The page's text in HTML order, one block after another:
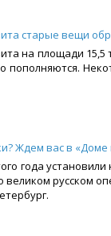
старые вещи
на площади 15,5
пополняются.
Ждем вас в «Доме
года
русском